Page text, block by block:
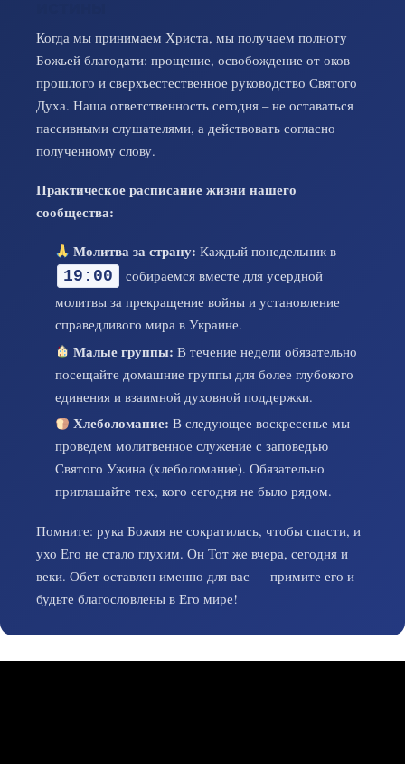
Когда мы принимаем Христа, мы получаем полноту
Божьей благодати: прощение, освобождение от оков
прошлого и сверхъестественное руководство Святого
Духа. Наша ответственность сегодня – не оставаться
пассивными слушателями, а действовать согласно
полученному слову.
Практическое расписание жизни нашего
сообщества:
Молитва за страну: Каждый понедельник в
19:00
собираемся вместе для усердной
молитвы за прекращение войны и установление
справедливого мира в Украине.
Малые группы: В течение недели обязательно
посещайте домашние группы для более глубокого
единения и взаимной духовной поддержки.
Хлеболомание: В следующее воскресенье мы
проведем молитвенное служение с заповедью
Святого Ужина (хлеболомание). Обязательно
приглашайте тех, кого сегодня не было рядом.
Помните: рука Божия не сократилась, чтобы спасти, и
ухо Его не стало глухим. Он Тот же вчера, сегодня и
веки. Обет оставлен именно для вас — примите его и
будьте благословлены в Его мире!